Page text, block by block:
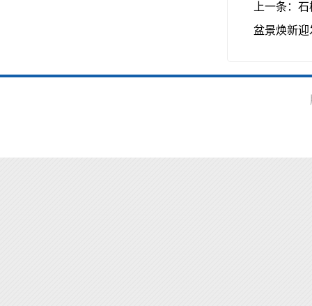
上一条： 石
盆景焕新迎